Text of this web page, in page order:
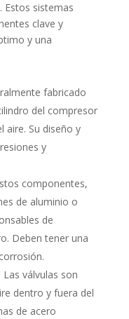
Estos sistemas
clave y
y una
fabricado
del compresor
aire. Su diseño y
y
componentes,
de aluminio o
de
Deben tener una
: Las válvulas son
dentro y fuera del
de acero